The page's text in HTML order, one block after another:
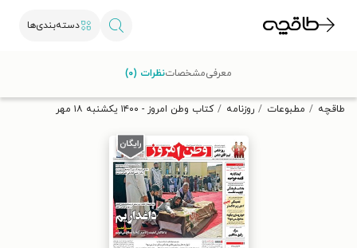
دسته‌بندی‌ها
تخفیف از طاقچه دریافت کن.
طاقچه مطبوعات روزنامه کتاب وطن امروز - ۱۴۰۰ يکشنبه ۱۸ مهر
معرفیمشخصاتنظرات (۰)